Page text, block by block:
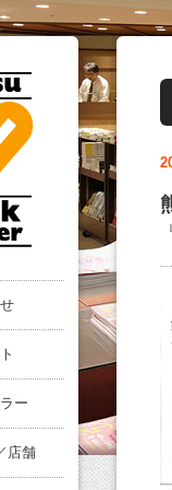
ー
店舗